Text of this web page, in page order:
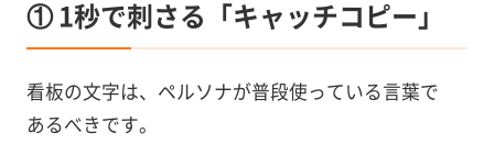
① 1秒で刺さる「キャッチコピー」
看板の文字は、ペルソナが普段使っている言葉で
あるべきです。